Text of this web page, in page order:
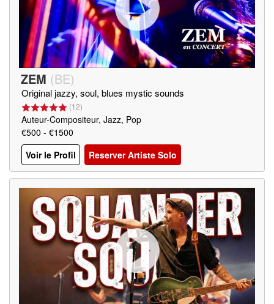
ZEM (BE)
Original jazzy, soul, blues mystic sounds
(12)
Auteur-Compositeur, Jazz, Pop
€500 - €1500
Voir le Profil
Reserver Artiste Solo